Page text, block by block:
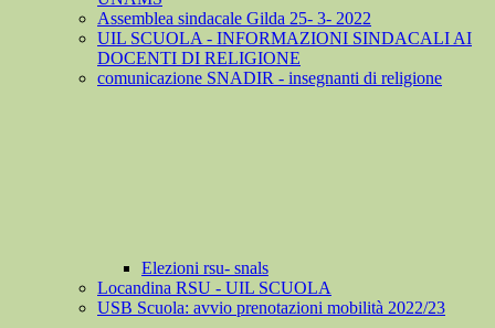
Assemblea sindacale Gilda 25- 3- 2022
UIL SCUOLA - INFORMAZIONI SINDACALI AI
DOCENTI DI RELIGIONE
comunicazione SNADIR - insegnanti di religione
Elezioni rsu- snals
Locandina RSU - UIL SCUOLA
USB Scuola: avvio prenotazioni mobilità 2022/23